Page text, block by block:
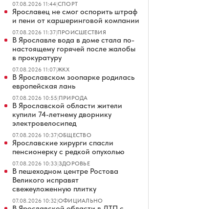
07.08.2026 11:44|СПОРТ
Ярославец не смог оспорить штраф
и пени от каршеринговой компании
07.08.2026 11:37|ПРОИСШЕСТВИЯ
В Ярославле вода в доме стала по-
настоящему горячей после жалобы
в прокуратуру
07.08.2026 11:07|ЖКХ
В Ярославском зоопарке родилась
европейская лань
07.08.2026 10:55|ПРИРОДА
В Ярославской области жители
купили 74-летнему дворнику
электровелосипед
07.08.2026 10:37|ОБЩЕСТВО
Ярославские хирурги спасли
пенсионерку с редкой опухолью
07.08.2026 10:33|ЗДОРОВЬЕ
В пешеходном центре Ростова
Великого исправят
свежеуложенную плитку
07.08.2026 10:32|ОФИЦИАЛЬНО